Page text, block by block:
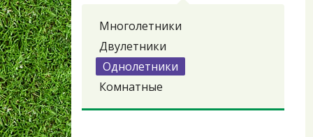
Многолетники
Двулетники
Однолетники
Комнатные